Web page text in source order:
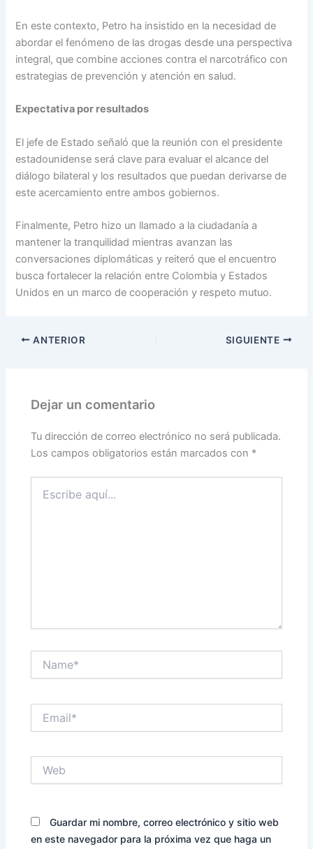
En este contexto, Petro ha insistido en la necesidad de
abordar el fenómeno de las drogas desde una perspectiva
integral, que combine acciones contra el narcotráfico con
estrategias de prevención y atención en salud.
Expectativa por resultados
El jefe de Estado señaló que la reunión con el presidente
estadounidense será clave para evaluar el alcance del
diálogo bilateral y los resultados que puedan derivarse de
este acercamiento entre ambos gobiernos.
Finalmente, Petro hizo un llamado a la ciudadanía a
mantener la tranquilidad mientras avanzan las
conversaciones diplomáticas y reiteró que el encuentro
busca fortalecer la relación entre Colombia y Estados
Unidos en un marco de cooperación y respeto mutuo.
ANTERIOR SIGUIENTE
Dejar un comentario
Tu dirección de correo electrónico no será publicada.
Los campos obligatorios están marcados con *
aquí...
Guardar mi nombre, correo electrónico y sitio web
en este navegador para la próxima vez que haga un